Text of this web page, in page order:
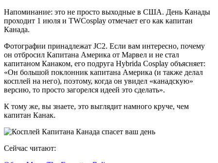
Напоминание: это не просто выходные в США. День Канады
проходит 1 июля и TWCosplay отмечает его как капитан
Канада.
Фотографии принадлежат JC2. Если вам интересно, почему
он отбросил Капитана Америка от Марвел и не стал
капитаном Канаком, его подруга Hybrida Cosplay объясняет:
«Он большой поклонник капитана Америка (и также делал
косплей на него), поэтому, когда он увидел «канадскую»
версию, то просто загорелся идеей это сделать».
К тому же, вы знаете, это выглядит намного круче, чем
капитан Канак.
Сейчас читают: